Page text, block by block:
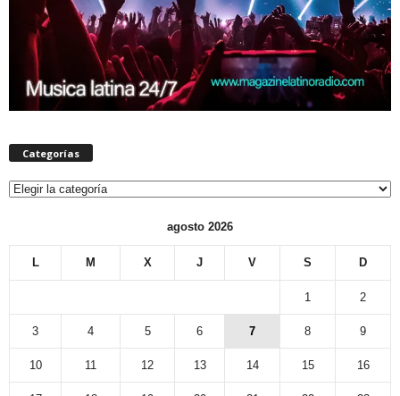
Categorías
Categorías
agosto 2026
L M X J V S D
1 2
3 4 5 6 7 8 9
10 11 12 13 14 15 16